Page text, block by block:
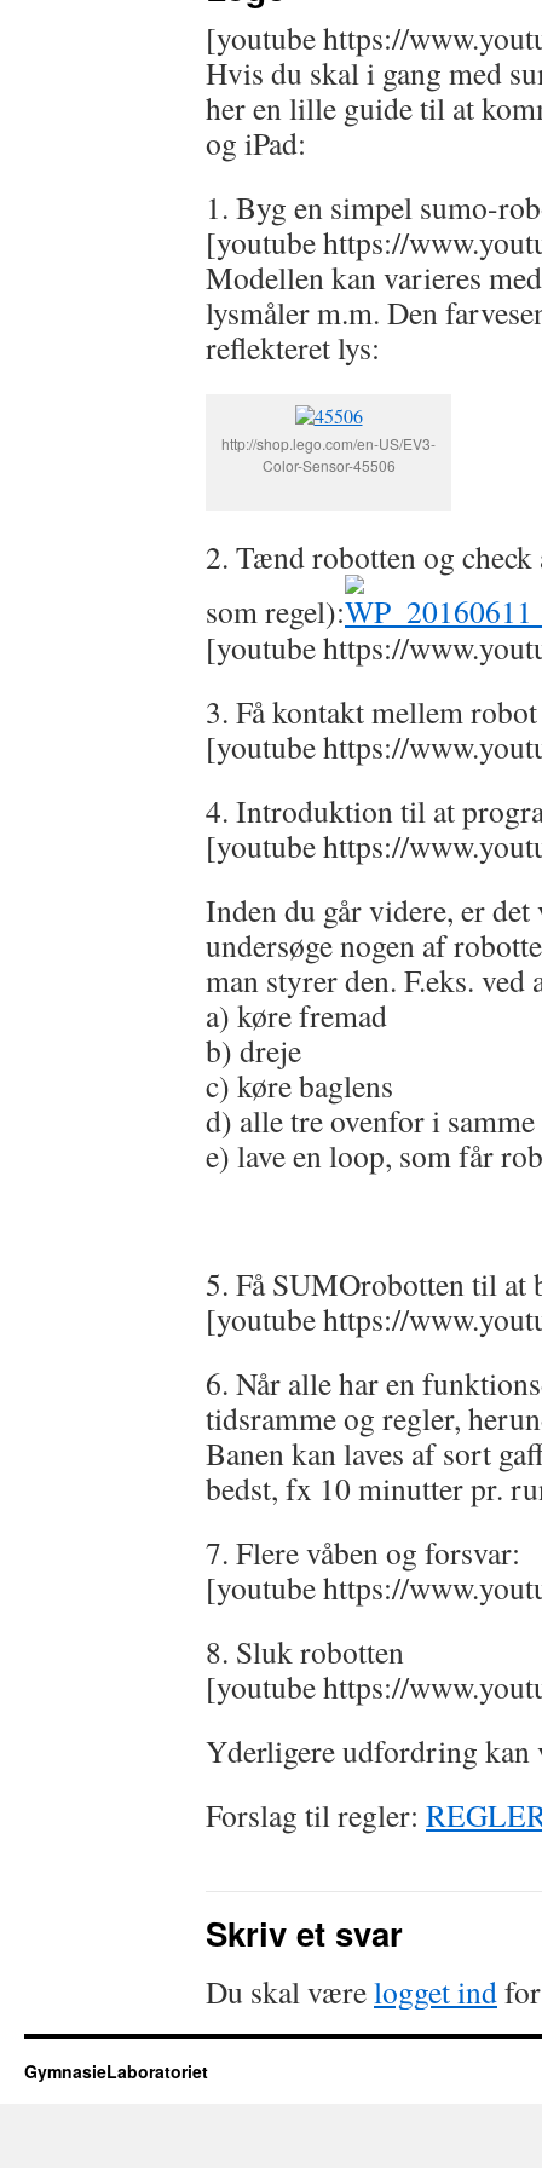
[youtube https://
Hvis du skal i gang med
her en lille guide til at
og iPad:
1. Byg en simpel sumo-
[youtube https://
Modellen kan varieres
lysmåler m.m. Den
reflekteret lys:
http://shop.lego.com/en-US/EV3-
Color-Sensor-45506
2. Tænd robotten og
som regel):
[youtube https://
3. Få kontakt mellem
[youtube https://
4. Introduktion til at
[youtube https://
Inden du går videre, er
undersøge nogen af
man styrer den. F.eks.
a) køre fremad
b) dreje
c) køre baglens
d) alle tre ovenfor i
e) lave en loop, som får
5. Få SUMOrobotten til at
[youtube https://
6. Når alle har en
tidsramme og regler,
Banen kan laves af sort
bedst, fx 10 minutter pr.
7. Flere våben og forsvar:
[youtube https://
8. Sluk robotten
[youtube https://
Yderligere udfordring
Forslag til regler:
Skriv et svar
Du skal værelogget ind
GymnasieLaboratoriet